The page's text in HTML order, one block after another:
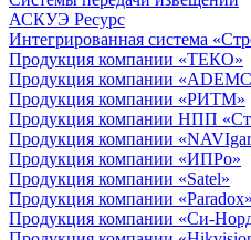
АСКУЭ Ресурс
Интегрированная система
Продукция компании «ТЕКО»
Продукция компании
Продукция компании «РИТМ»
Продукция компании НПП
Продукция компании
Продукция компании «ИПРо»
Продукция компании «Satel»
Продукция компании «Paradox»
Продукция компании «Си-